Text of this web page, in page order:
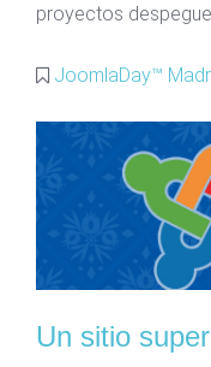
proyectos
JoomlaDay™
Un sitio